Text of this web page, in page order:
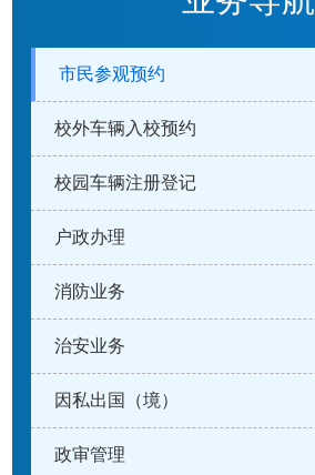
市民参观预约
校外车辆入校预约
校园车辆注册登记
户政办理
消防业务
治安业务
因私出国（境）
政审管理